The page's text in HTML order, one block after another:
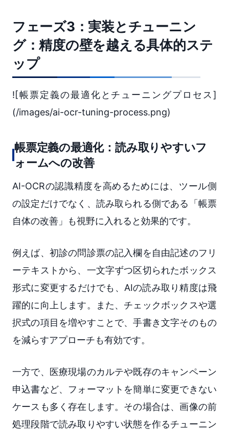
フェーズ3：実装とチューニン
グ：精度の壁を越える具体的ステ
ップ
![帳票定義の最適化とチューニングプロセス]
(/images/ai-ocr-tuning-process.png)
帳票定義の最適化：読み取りやすいフ
ォームへの改善
AI-OCRの認識精度を高めるためには、ツール側
の設定だけでなく、読み取られる側である「帳票
自体の改善」も視野に入れると効果的です。
例えば、初診の問診票の記入欄を自由記述のフリ
ーテキストから、一文字ずつ区切られたボックス
形式に変更するだけでも、AIの読み取り精度は飛
躍的に向上します。また、チェックボックスや選
択式の項目を増やすことで、手書き文字そのもの
を減らすアプローチも有効です。
一方で、医療現場のカルテや既存のキャンペーン
申込書など、フォーマットを簡単に変更できない
ケースも多く存在します。その場合は、画像の前
処理段階で読み取りやすい状態を作るチューニン